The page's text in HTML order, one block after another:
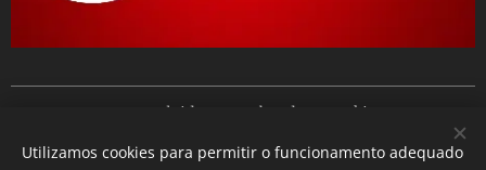
Desenvolvido por Webnode Cookies
Idiomas
Utilizamos cookies para permitir o funcionamento adequado